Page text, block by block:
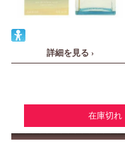
詳細を見る ›
在庫切れ